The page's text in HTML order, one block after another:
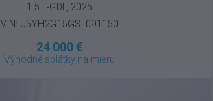
1.5 T-GDI , 2025
VIN: U5YH2G15GSL091150
24 000 €
Výhodné splátky na mieru